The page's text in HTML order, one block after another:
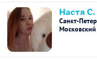
Настя С.
Санкт-